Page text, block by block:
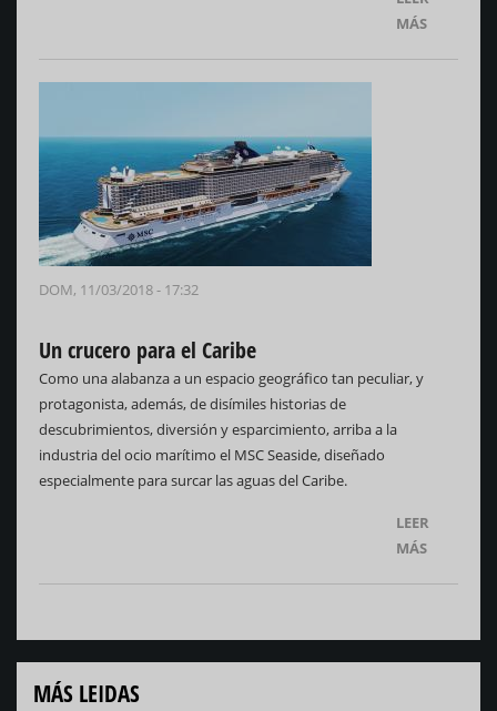
MÁS
DOM, 11/03/2018 - 17:32
Un crucero para el Caribe
Como una alabanza a un espacio geográfico tan peculiar, y
protagonista, además, de disímiles historias de
descubrimientos, diversión y esparcimiento, arriba a la
industria del ocio marítimo el MSC Seaside, diseñado
especialmente para surcar las aguas del Caribe.
LEER
MÁS
MÁS LEIDAS